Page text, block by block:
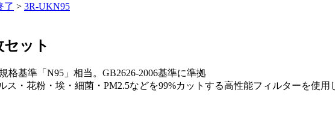
了 > 3R-UKN95
セット
基準「N95」相当。GB2626-2006基準に準拠
ス・花粉・埃・細菌・PM2.5などを99%カットする高性能フィルターを使用